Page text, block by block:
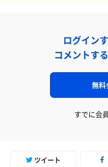
ログイン
コメントす
無料
すでに会
ツイート